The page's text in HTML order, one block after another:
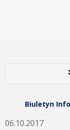
Biuletyn
06.10.2017